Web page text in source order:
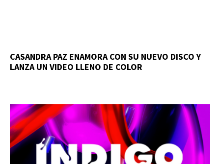
CASANDRA PAZ ENAMORA CON SU NUEVO DISCO Y
LANZA UN VIDEO LLENO DE COLOR